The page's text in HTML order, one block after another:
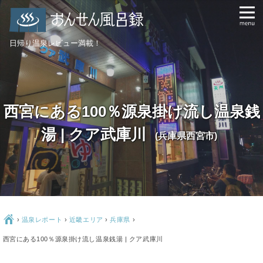
日帰り温泉レビュー満載！
西宮にある100％源泉掛け流し温泉銭
湯 | クア武庫川
(兵庫県西宮市)
Ç › 温泉レポート › 近畿エリア ›兵庫県 ›
西宮にある100％源泉掛け流し温泉銭湯 | クア武庫川